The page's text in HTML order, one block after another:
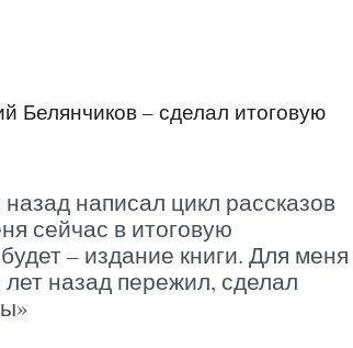
Белянчиков – сделал итоговую
написал цикл рассказов
сейчас в итоговую
– издание книги. Для меня
назад пережил, сделал